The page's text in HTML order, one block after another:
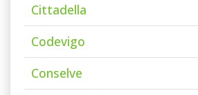
Cittadella
Codevigo
Conselve